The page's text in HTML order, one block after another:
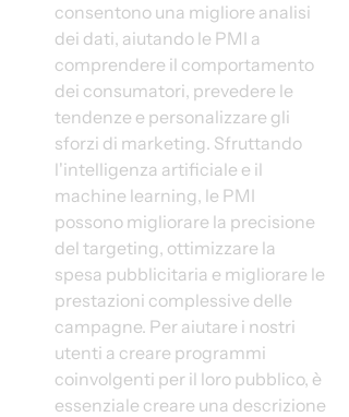
consentono una migliore analisi
dei dati, aiutando le PMI a
comprendere il comportamento
dei consumatori, prevedere le
tendenze e personalizzare gli
sforzi di marketing. Sfruttando
l'intelligenza artificiale e il
machine learning, le PMI
possono migliorare la precisione
del targeting, ottimizzare la
spesa pubblicitaria e migliorare le
prestazioni complessive delle
campagne. Per aiutare i nostri
utenti a creare programmi
coinvolgenti per il loro pubblico, è
essenziale creare una descrizione